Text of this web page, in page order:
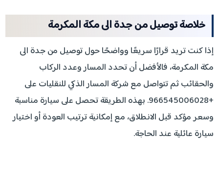
خلاصة توصيل من جدة الى مكة المكرمة
إذا كنت تريد قرارًا سريعًا وواضحًا حول توصيل من جدة الى
مكة المكرمة، فالأفضل أن تحدد المسار وعدد الركاب
والحقائب ثم تتواصل مع شركة المسار الذكي للنقليات على
+966545006028. بهذه الطريقة تحصل على سيارة مناسبة
وسعر مؤكد قبل الانطلاق، مع إمكانية ترتيب العودة أو اختيار
سيارة عائلية عند الحاجة.